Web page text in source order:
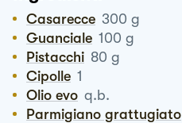
Casarecce 300 g
Guanciale 100 g
Pistacchi 80 g
Cipolle 1
Olio evo q.b.
Parmigiano grattugiato